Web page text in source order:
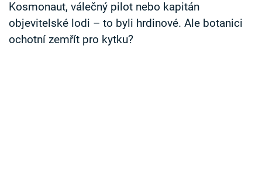
Sledujte nás
Kosmonaut, válečný pilot nebo kapitán
objevitelské lodi – to byli hrdinové. Ale botanici
ochotní zemřít pro kytku?